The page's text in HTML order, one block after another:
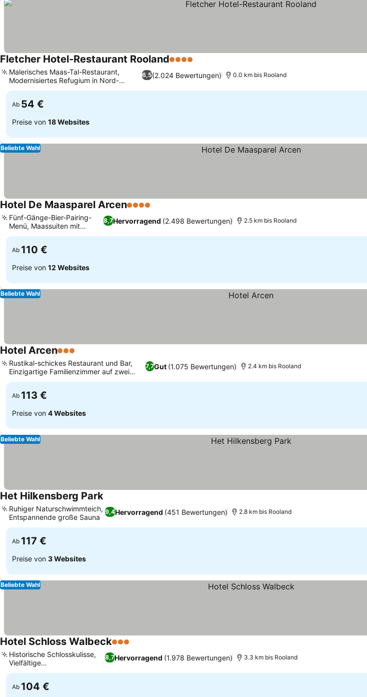
Fletcher Hotel-Restaurant Rooland4 Sterne
6,5(2.024 Bewertungen)
Malerisches Maas-Tal-Restaurant,
Modernisiertes Refugium in Nord-
Limburg
0.0 km bis Rooland
Ab 54 €
Preise von 18 Websites
Beliebte Wahl
Hotel De Maasparel Arcen4 Sterne
8,7Hervorragend (2.498 Bewertungen)
Fünf-Gänge-Bier-Pairing-
Menü, Maassuiten mit
Flussblick
2.5 km bis Rooland
Ab 110 €
Preise von 12 Websites
Beliebte Wahl
Hotel Arcen3 Sterne
7,7Gut (1.075 Bewertungen)
Rustikal-schickes Restaurant und Bar,
Einzigartige Familienzimmer auf zwei
Ebenen
2.4 km bis Rooland
Ab 113 €
Preise von 4 Websites
Beliebte Wahl
Het Hilkensberg ParkPreise sehen
9,4Hervorragend (451 Bewertungen)
Ruhiger Naturschwimmteich,
Entspannende große Sauna
2.8 km bis Rooland
Ab 117 €
Preise von 3 Websites
Beliebte Wahl
Hotel Schloss Walbeck3 Sterne
8,7Hervorragend (1.978 Bewertungen)
Historische Schlosskulisse,
Vielfältige
Speisemöglichkeiten
3.3 km bis Rooland
Ab 104 €